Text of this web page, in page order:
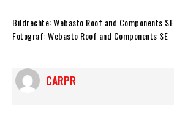
Bildrechte: Webasto Roof and Components SE
Fotograf: Webasto Roof and Components SE
CARPR